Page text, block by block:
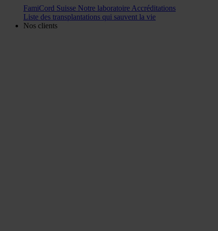
FamiCord Suisse Notre laboratoire Accréditations
Liste des transplantations qui sauvent la vie
Nos clients